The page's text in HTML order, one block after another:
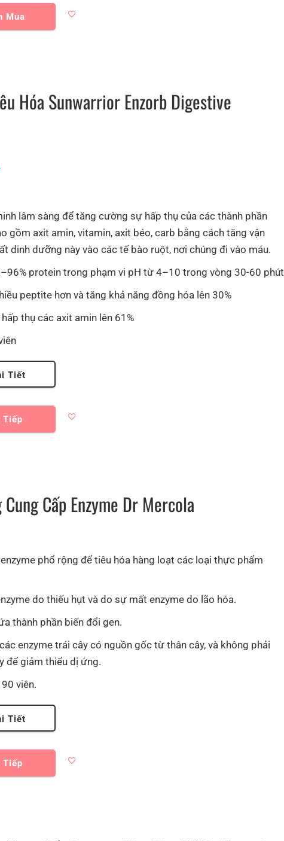
Mua
Hóa Sunwarrior Enzorb Digestive
lâm sàng để tăng cường sự hấp thụ của các thành phần
gồm axit amin, vitamin, axit béo, carb bằng cách tăng vận
dinh dưỡng này vào các tế bào ruột, nơi chúng đi vào máu.
protein trong phạm vi pH từ 4–10 trong vòng 30-60 phút
peptite hơn và tăng khả năng đồng hóa lên 30%
thụ các axit amin lên 61%
Tiết
Tiếp
Cấp Enzyme Dr Mercola
phổ rộng để tiêu hóa hàng loạt các loại thực phẩm
do thiếu hụt và do sự mất enzyme do lão hóa.
thành phần biến đổi gen.
enzyme trái cây có nguồn gốc từ thân cây, và không phải
để giảm thiểu dị ứng.
viên.
Tiết
Tiếp